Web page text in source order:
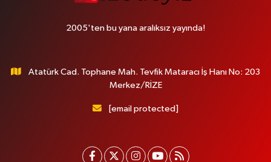
2005'ten bu yana aralıksız yayında!
Atatürk Cad. Tophane Mah. Tevfik Mataracı İş Hanı No: 203
Merkez/RİZE
[email protected]